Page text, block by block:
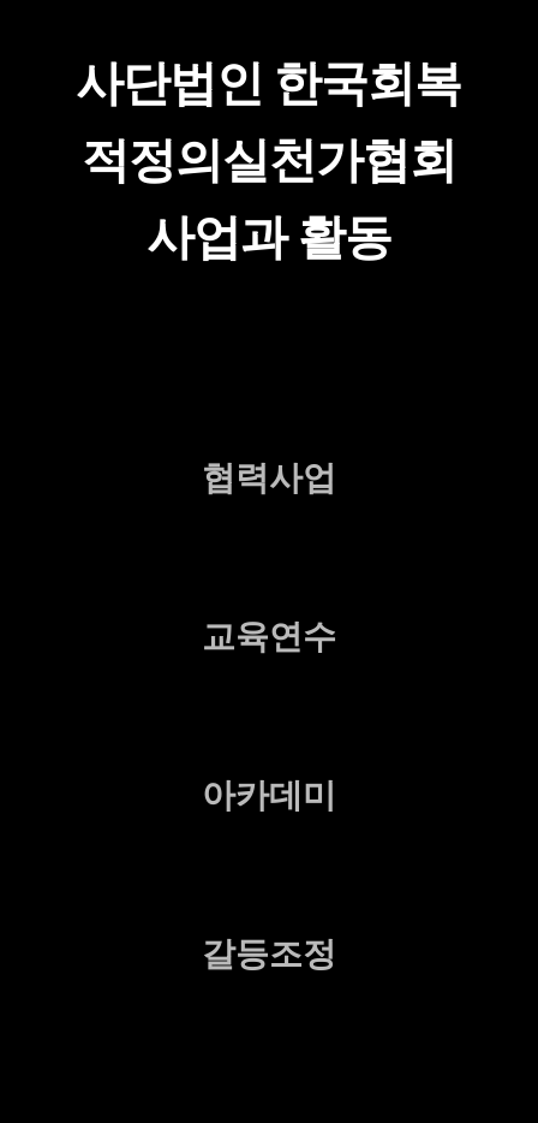
사단법인 한국회복
적정의실천가협회
사업과 활동
협력사업
교육연수
아카데미
갈등조정